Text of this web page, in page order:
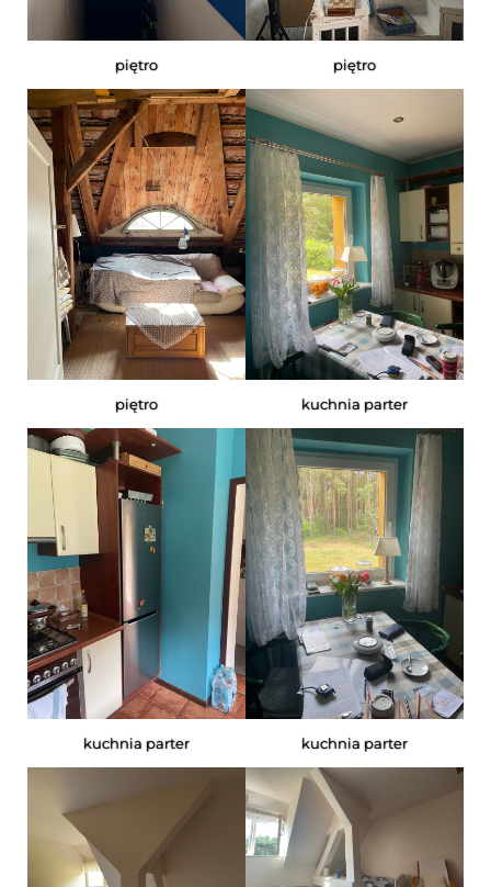
piętro piętro
piętro kuchnia parter
kuchnia parter kuchnia parter